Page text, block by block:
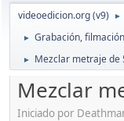
videoedicion.org (v9) ►
► Grabación,
► Mezclar metraje de
Mezclar
Iniciado por